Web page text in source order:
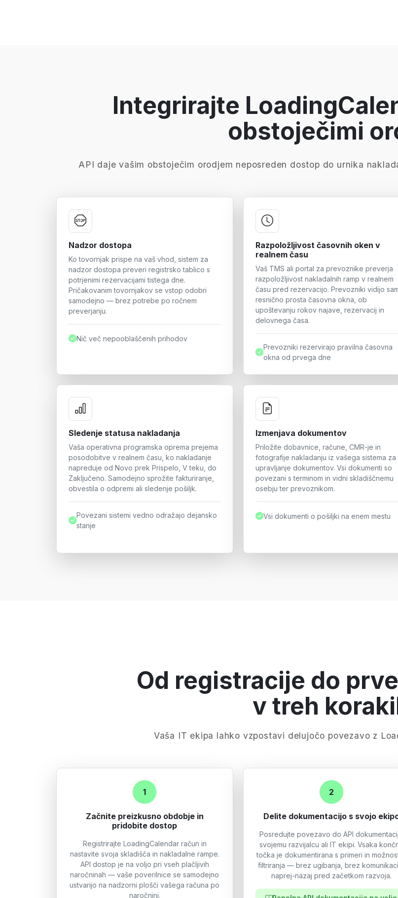
Integrirajte
obstoječimi
API daje vašim obstoječim orodjem neposreden dostop do urnika
Nadzor dostopa
Ko tovornjak prispe na vaš vhod, sistem za
nadzor dostopa preveri registrsko tablico s
potrjenimi rezervacijami tistega dne.
Pričakovanim tovornjakov se vstop odobri
samodejno — brez potrebe po ročnem
preverjanju.
Nič več nepooblaščenih prihodov
Razpoložljivost časovnih oken v
realnem času
Vaš TMS ali portal za prevoznike preverja
razpoložljivost nakladalnih ramp v realnem
času pred rezervacijo. Prevozniki vidijo
resnično prosta časovna okna, ob
upoštevanju rokov najave, rezervacij in
delovnega časa.
Prevozniki rezervirajo pravilna časovna
okna od prvega dne
Sledenje statusa nakladanja
Vaša operativna programska oprema prejema
posodobitve v realnem času, ko nakladanje
napreduje od Novo prek Prispelo, V teku, do
Zaključeno. Samodejno sprožite fakturiranje,
obvestila o odpremi ali sledenje pošiljk.
Povezani sistemi vedno odražajo dejansko
stanje
Izmenjava dokumentov
Priložite dobavnice, račune, CMR-je in
fotografije nakladanju iz vašega sistema za
upravljanje dokumentov. Vsi dokumenti so
povezani s terminom in vidni skladiščnemu
osebju ter prevoznikom.
Vsi dokumenti o pošiljki na enem mestu
Od registracije do
v treh
Vaša IT ekipa lahko vzpostavi delujočo povezavo z
1
Začnite preizkusno obdobje in
pridobite dostop
Registrirajte LoadingCalendar račun in
nastavite svoja skladišča in nakladalne rampe.
API dostop je na voljo pri vseh plačljivih
naročninah — vaše poverilnice se samodejno
ustvarijo na nadzorni plošči vašega računa po
naročnini.
2
Delite dokumentacijo s svojo
Posredujte povezavo do API
svojemu razvijalcu ali IT ekipi. Vsaka
točka je dokumentirana s primeri in
filtriranja — brez ugibanja, brez
naprej-nazaj pred začetkom razvoja.